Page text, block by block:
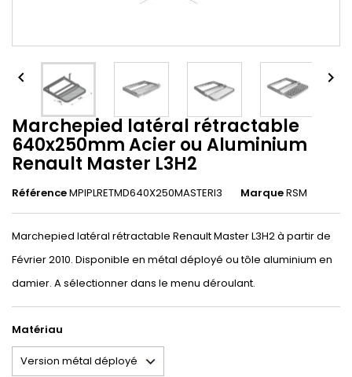
 
Marchepied latéral rétractable
640x250mm Acier ou Aluminium
Renault Master L3H2
RéférenceMPIPLRETMD640X250MASTERl3 MarqueRSM
Marchepied latéral rétractable Renault Master L3H2 à partir de
Février 2010. Disponible en métal déployé ou tôle aluminium en
damier. A sélectionner dans le menu déroulant.
Matériau